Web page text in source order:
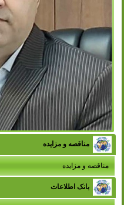
مناقصه و مزایده
مناقصه و مزایده
بانک اطلاعات